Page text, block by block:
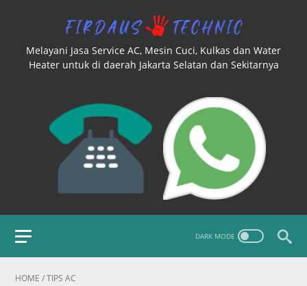
Melayani Jasa Service AC, Mesin Cuci, Kulkas dan Water
Heater untuk di daerah Jakarta Selatan dan Sekitarnya
HOME /TIPS AC